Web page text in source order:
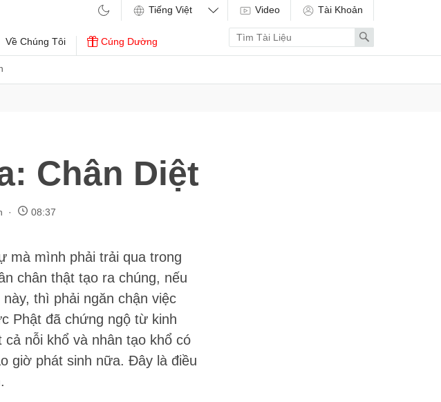
Về Chúng Tôi Cúng Dường
Video Tài Khoản
Enter
search
term
Search
Chân Diệt
08:37
mà mình phải trải qua trong
chân thật tạo ra chúng, nếu
thì phải ngăn chận việc
Phật đã chứng ngộ từ kinh
nỗi khổ và nhân tạo khổ có
giờ phát sinh nữa. Đây là điều